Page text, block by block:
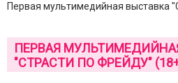
Первая мультимедийная выставка
ПЕРВАЯ
"СТРАСТИ ПО ФРЕЙДУ"